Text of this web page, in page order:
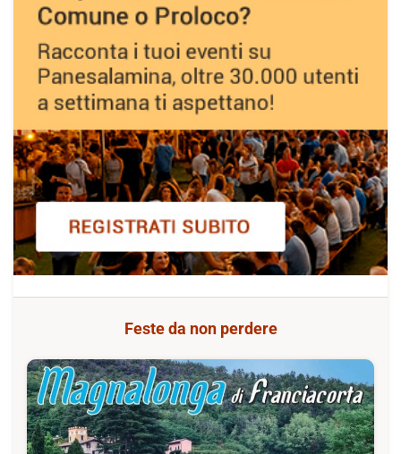
Feste da non perdere